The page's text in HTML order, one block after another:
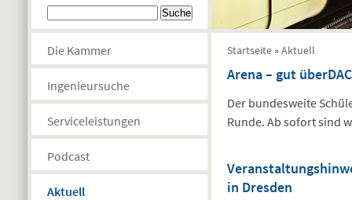
Suchformular
Die Kammer
Ingenieursuche
Serviceleistungen
Podcast
Aktuell
Sie sind hier
Startseite »Aktuell
Arena – gut
Der bundesweite
Runde. Ab sofort sind
in Dresden